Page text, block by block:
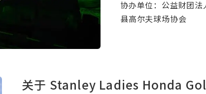
协办单位：公益财团
县高尔夫球场协会
关于 Stanley Ladies Honda